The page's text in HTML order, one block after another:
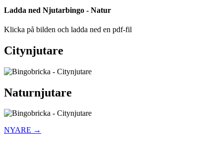
Ladda ned Njutarbingo - Natur
Klicka på bilden och ladda ned en pdf-fil
Citynjutare
Naturnjutare
NYARE →